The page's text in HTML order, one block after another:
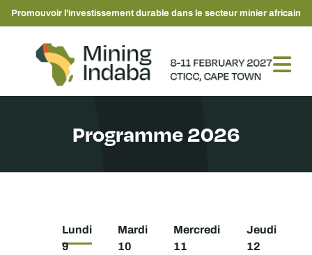
Promouvoir l'investissement durable dans le secteur minier africain
Programme 2026
Lundi
9
Mardi
10
Mercredi
11
Jeudi
12